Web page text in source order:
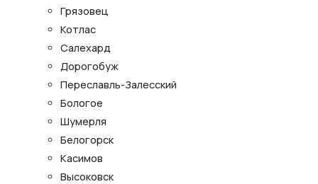
Грязовец
Котлас
Салехард
Дорогобуж
Переславль-Залесский
Бологое
Шумерля
Белогорск
Касимов
Высоковск